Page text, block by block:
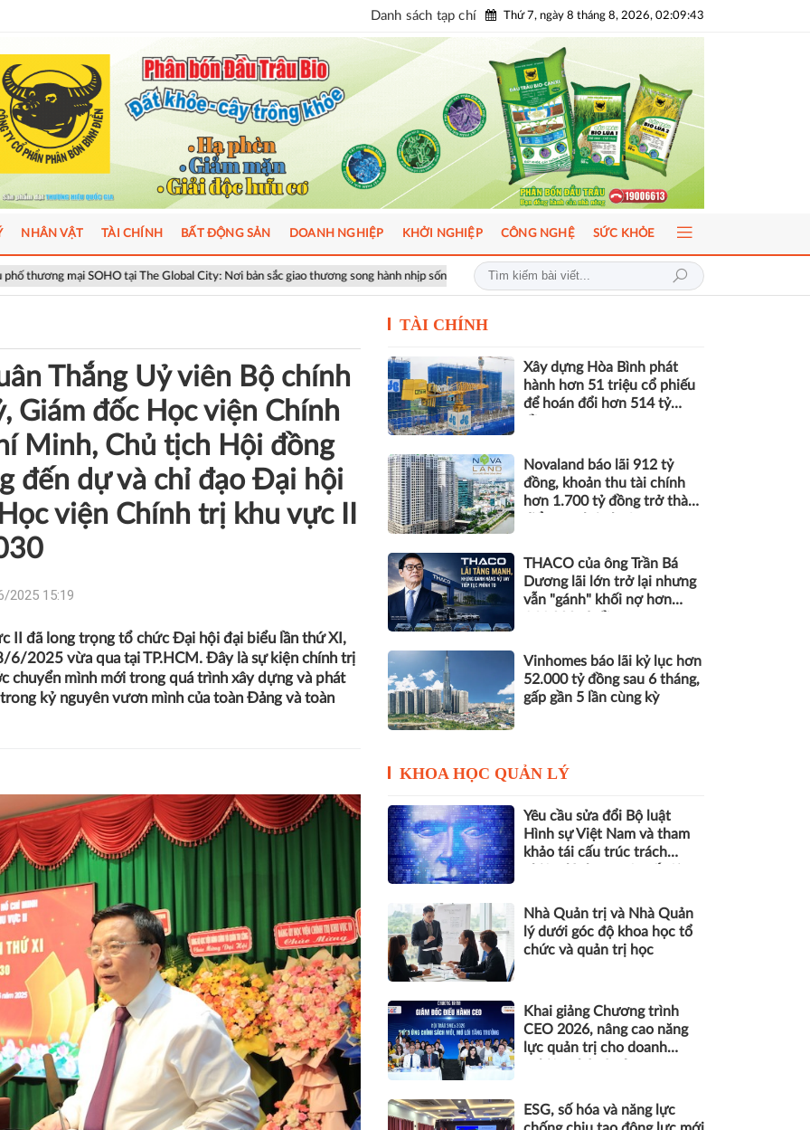
Danh sách tạp chí Thứ 7, ngày 8 tháng 8, 2026, 02:09:45
tại The Global City: Nơi bản sắc giao thương song hành nhịp sống toàn cầu ICFM 2026: Đột phá mới trong phát triển Y học bào thai và Di truyền
NHÂN VẬT TÀI CHÍNH BẤT ĐỘNG SẢN DOANH NGHIỆP KHỞI NGHIỆP CÔNG NGHỆ SỨC KHỎE
Thắng Uỷ viên Bộ chính
Giám đốc Học viện Chính
Minh, Chủ tịch Hội đồng
đến dự và chỉ đạo Đại hội
viện Chính trị khu vực II
2025 15:19
II đã long trọng tổ chức Đại hội đại biểu lần thứ XI,
2025 vừa qua tại TP.HCM. Đây là sự kiện chính trị
chuyển mình mới trong quá trình xây dựng và phát
kỷ nguyên vươn mình của toàn Đảng và toàn
TÀI CHÍNH
Xây dựng Hòa Bình phát
hành hơn 51 triệu cổ phiếu
để hoán đổi hơn 514 tỷ
Novaland báo lãi 912 tỷ
đồng, khoản thu tài chính
hơn 1.700 tỷ đồng trở thành
THACO của ông Trần Bá
Dương lãi lớn trở lại nhưng
vẫn "gánh" khối nợ hơn
Vinhomes báo lãi kỷ lục hơn
52.000 tỷ đồng sau 6 tháng,
gấp gần 5 lần cùng kỳ
KHOA HỌC QUẢN LÝ
Yêu cầu sửa đổi Bộ luật
Hình sự Việt Nam và tham
khảo tái cấu trúc trách
nhân tạo
Nhà Quản trị và Nhà Quản
lý dưới góc độ khoa học tổ
chức và quản trị học
Khai giảng Chương trình
CEO 2026, nâng cao năng
lực quản trị cho doanh
ESG, số hóa và năng lực